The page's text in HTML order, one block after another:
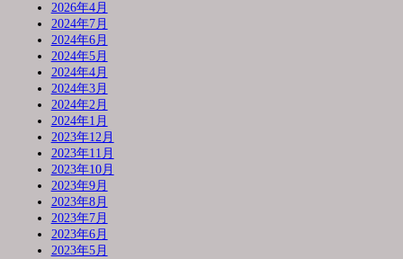
2026年4月
2024年7月
2024年6月
2024年5月
2024年4月
2024年3月
2024年2月
2024年1月
2023年12月
2023年11月
2023年10月
2023年9月
2023年8月
2023年7月
2023年6月
2023年5月